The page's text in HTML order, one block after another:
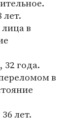
лет.
в
года.
в
лет.